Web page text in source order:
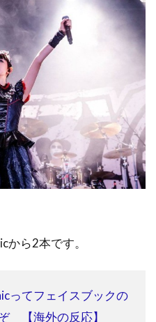
から2本です。
ってフェイスブックの
【海外の反応】